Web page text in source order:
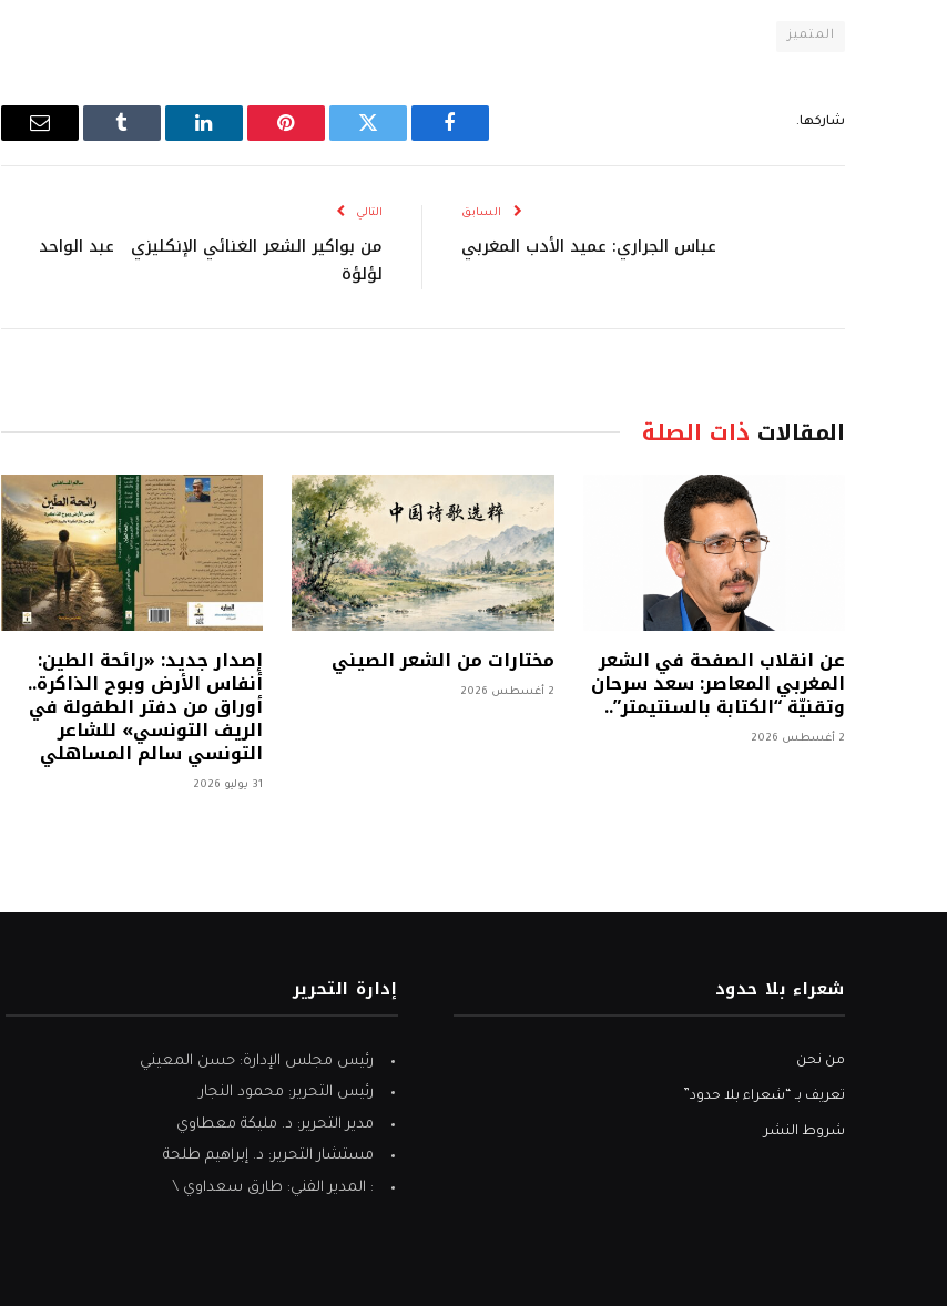
المتميز
شاركها.
فيسبوك تويتر بينتيريستلينكدإن Tumblr
البريد
السابق
عباس الجراري: عميد الأدب المغربي
التالي
من بواكير الشعر الغنائي الإنكليزي عبد الواحد
لؤلؤة
المقالات ذات الصلة
عن انقلاب الصفحة في الشعر
المغربي المعاصر: سعد سرحان
وتقنيّة “الكتابة بالسنتيمتر”..
2 أغسطس 2026
مختارات من الشعر الصيني
2 أغسطس 2026
إصدار جديد: «رائحة الطين:
أنفاس الأرض وبوح الذاكرة..
أوراق من دفتر الطفولة في
الريف التونسي» للشاعر
التونسي سالم المساهلي
31 يوليو 2026
شعراء بلا حدود
من نحن
تعريف بـ “شعراء بلا حدود”
شروط النشر
إدارة التحرير
رئيس مجلس الإدارة: حسن المعيني
رئيس التحرير: محمود النجار
مدير التحرير: د. مليكة معطاوي
مستشار التحرير: د. إبراهيم طلحة
: المدير الفني: طارق سعداوي \